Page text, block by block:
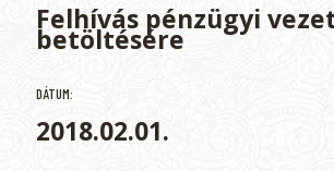
Felhívás pénzügyi
betöltésére
DÁTUM:
2018.02.01.